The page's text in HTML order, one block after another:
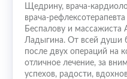
Щедрину, врача-
врача-
Беспалову и массажиста
Ладыгина. От всей души
после двух операций на
отличное лечение, за
успехов, радости,